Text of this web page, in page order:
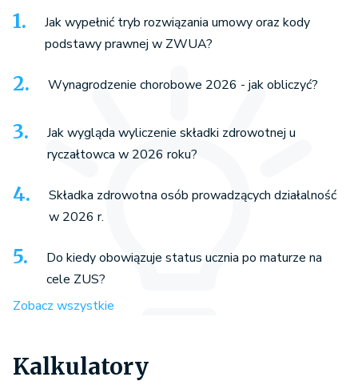
Jak wypełnić tryb rozwiązania umowy oraz kody
podstawy prawnej w ZWUA?
Wynagrodzenie chorobowe 2026 - jak obliczyć?
Jak wygląda wyliczenie składki zdrowotnej u
ryczałtowca w 2026 roku?
Składka zdrowotna osób prowadzących działalność
w 2026 r.
Do kiedy obowiązuje status ucznia po maturze na
cele ZUS?
Zobacz wszystkie
Kalkulatory